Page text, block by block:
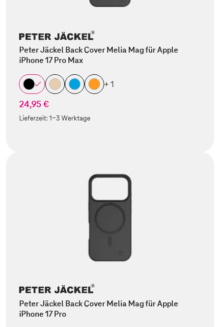
Peter Jäckel Back Cover Melia Mag für Apple
iPhone 17 Pro Max
+ 1
24,95 €
Lieferzeit:1-3 Werktage
Peter Jäckel Back Cover Melia Mag für Apple
iPhone 17 Pro